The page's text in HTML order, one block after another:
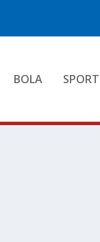
BOLA SPORT